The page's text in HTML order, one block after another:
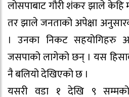
लोसपाबाट गौरी शंकर झाले
तर झाले जनताको अपेक्षा
। उनका निकट सहयोगिहरु
जसपाको लागेको छन् । यस
नै बलियो देखिएको छ ।
यसरी वडा १ देखि ९